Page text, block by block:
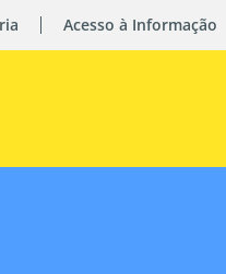
Acesso à Informação